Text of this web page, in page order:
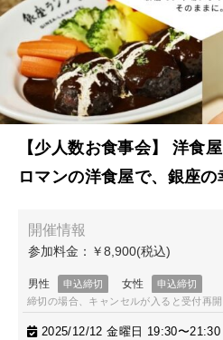
【少人数お食事会】 洋食
ロマンの洋食屋で、銀座
締切の場合、キャンセルが入ると受付再開
2025/12/12 金曜日 19:30〜21:30